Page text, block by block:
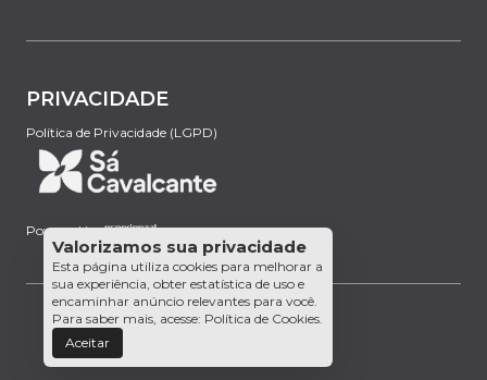
PRIVACIDADE
Política de Privacidade (LGPD)
Powered by:
Valorizamos sua privacidade
Esta página utiliza cookies para melhorar a
sua experiência, obter estatística de uso e
encaminhar anúncio relevantes para você.
Para saber mais, acesse: Política de Cookies.
Aceitar